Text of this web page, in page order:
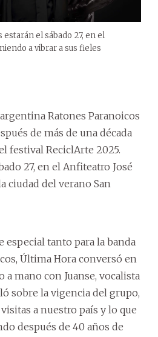
estarán el sábado 27, en el
a vibrar a sus fieles
Ratones Paranoicos
de más de una década
festival ReciclArte 2025.
27, en el Anfiteatro José
ciudad del verano San
especial tanto para la banda
Última Hora conversó en
mano con Juanse, vocalista
sobre la vigencia del grupo,
a nuestro país y lo que
después de 40 años de